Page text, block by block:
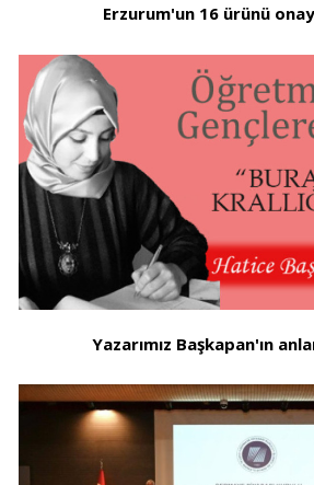
Erzurum'un 16 ürünü
Yazarımız Başkapan'ın